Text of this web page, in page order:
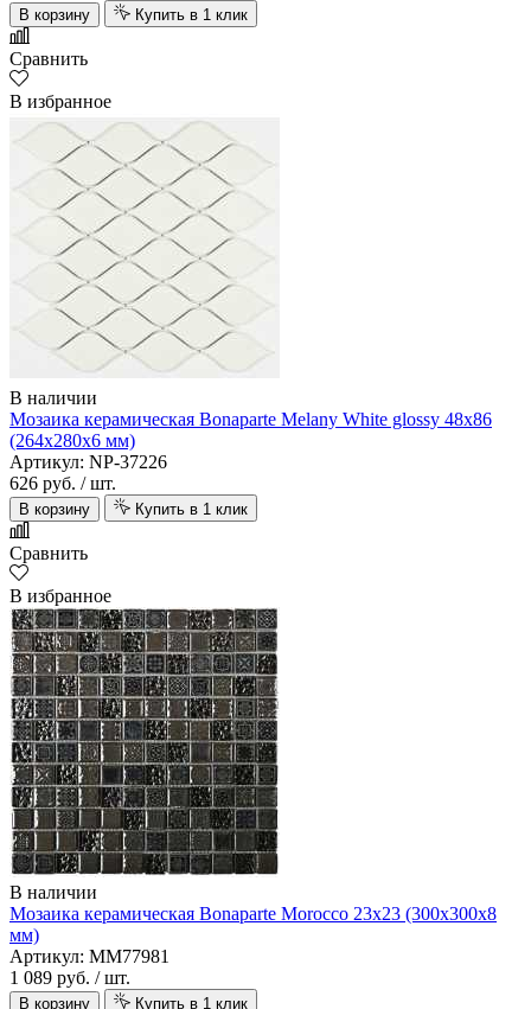
В корзину Купить в 1 клик
Сравнить
В избранное
В наличии
Мозаика керамическая Bonaparte Melany White glossy 48х86
(264х280х6 мм)
Артикул: NP-37226
626 руб. / шт.
В корзину Купить в 1 клик
Сравнить
В избранное
В наличии
Мозаика керамическая Bonaparte Morocco 23х23 (300х300х8
мм)
Артикул: MM77981
1 089 руб. / шт.
В корзину Купить в 1 клик